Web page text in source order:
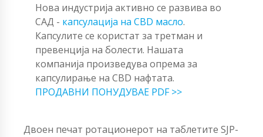
Нова индустрија активно се развива во
САД - капсулација на CBD масло.
Капсулите се користат за третман и
превенција на болести. Нашата
компанија произведува опрема за
капсулирање на CBD нафтата.
ПРОДАВНИ ПОНУДУВАЕ PDF >>
Двоен печат ротационерот на таблетите SJP-